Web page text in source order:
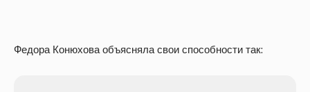
Федора Конюхова объясняла свои способности так: